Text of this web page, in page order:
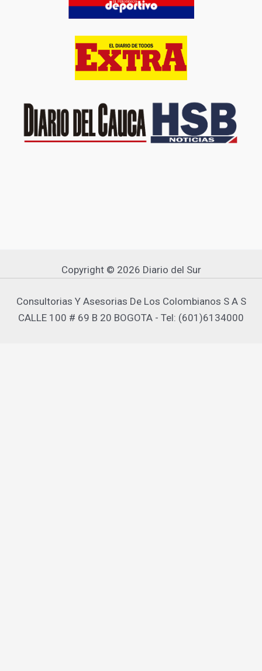
Copyright © 2026 Diario del Sur
Consultorias Y Asesorias De Los Colombianos S A S
CALLE 100 # 69 B 20 BOGOTA - Tel: (601)6134000